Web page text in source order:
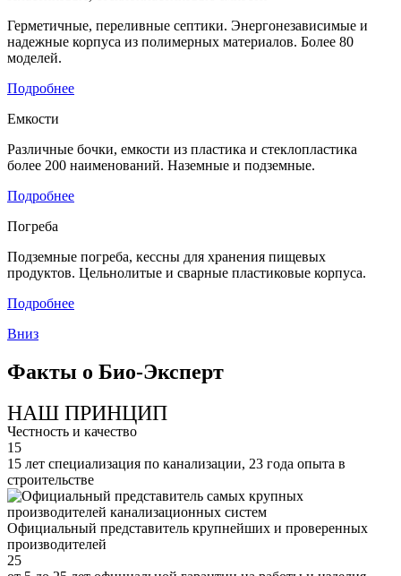
Герметичные, переливные септики. Энергонезависимые и
надежные корпуса из полимерных материалов. Более 80
моделей.
Подробнее
Емкости
Различные бочки, емкости из пластика и стеклопластика
более 200 наименований. Наземные и подземные.
Подробнее
Погреба
Подземные погреба, кессны для хранения пищевых
продуктов. Цельнолитые и сварные пластиковые корпуса.
Подробнее
Вниз
Факты о Био-Эксперт
НАШ ПРИНЦИП
Честность и качество
15
15 лет специализация по канализации, 23 года опыта в
строительстве
Официальный представитель крупнейших и проверенных
производителей
25